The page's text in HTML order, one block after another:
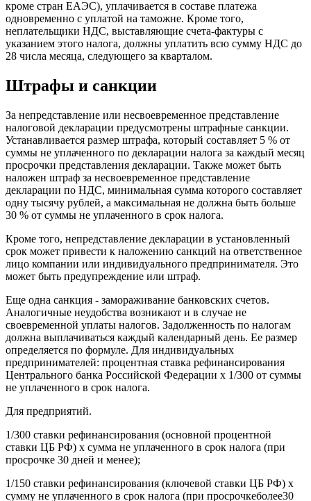
кроме стран ЕАЭС), уплачивается в составе платежа
одновременно с уплатой на таможне. Кроме того,
неплательщики НДС, выставляющие счета-фактуры с
указанием этого налога, должны уплатить всю сумму НДС до
28 числа месяца, следующего за кварталом.
Штрафы и санкции
За непредставление или несвоевременное представление
налоговой декларации предусмотрены штрафные санкции.
Устанавливается размер штрафа, который составляет 5 % от
суммы не уплаченного по декларации налога за каждый месяц
просрочки представления декларации. Также может быть
наложен штраф за несвоевременное представление
декларации по НДС, минимальная сумма которого составляет
одну тысячу рублей, а максимальная не должна быть больше
30 % от суммы не уплаченного в срок налога.
Кроме того, непредставление декларации в установленный
срок может привести к наложению санкций на ответственное
лицо компании или индивидуального предпринимателя. Это
может быть предупреждение или штраф.
Еще одна санкция - замораживание банковских счетов.
Аналогичные неудобства возникают и в случае не
своевременной уплаты налогов. Задолженность по налогам
должна выплачиваться каждый календарный день. Ее размер
определяется по формуле. Для индивидуальных
предпринимателей: процентная ставка рефинансирования
Центрального банка Российской Федерации х 1/300 от суммы
не уплаченного в срок налога.
Для предприятий.
1/300 ставки рефинансирования (основной процентной
ставки ЦБ РФ) x сумма не уплаченного в срок налога (при
просрочке 30 дней и менее);
1/150 ставки рефинансирования (ключевой ставки ЦБ РФ) х
сумму не уплаченного в срок налога (при просрочкеболее30